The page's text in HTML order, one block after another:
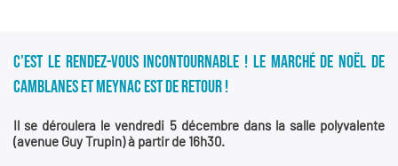
C'EST LE RENDEZ-VOUS INCONTOURNABLE ! LE MARCHÉ DE NOËL DE
CAMBLANES ET MEYNAC EST DE RETOUR !
Il se déroulera le vendredi 5 décembre dans la salle polyvalente
(avenue Guy Trupin) à partir de 16h30.